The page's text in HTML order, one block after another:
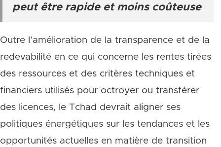
peut être rapide et moins coûteuse
Outre l’amélioration de la transparence et de la
redevabilité en ce qui concerne les rentes tirées
des ressources et des critères techniques et
financiers utilisés pour octroyer ou transférer
des licences, le Tchad devrait aligner ses
politiques énergétiques sur les tendances et les
opportunités actuelles en matière de transition